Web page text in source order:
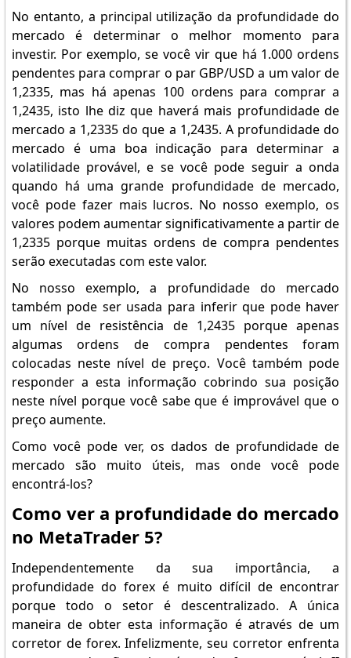
No entanto, a principal utilização da profundidade do
mercado é determinar o melhor momento para
investir. Por exemplo, se você vir que há 1.000 ordens
pendentes para comprar o par GBP/USD a um valor de
1,2335, mas há apenas 100 ordens para comprar a
1,2435, isto lhe diz que haverá mais profundidade de
mercado a 1,2335 do que a 1,2435. A profundidade do
mercado é uma boa indicação para determinar a
volatilidade provável, e se você pode seguir a onda
quando há uma grande profundidade de mercado,
você pode fazer mais lucros. No nosso exemplo, os
valores podem aumentar significativamente a partir de
1,2335 porque muitas ordens de compra pendentes
serão executadas com este valor.
No nosso exemplo, a profundidade do mercado
também pode ser usada para inferir que pode haver
um nível de resistência de 1,2435 porque apenas
algumas ordens de compra pendentes foram
colocadas neste nível de preço. Você também pode
responder a esta informação cobrindo sua posição
neste nível porque você sabe que é improvável que o
preço aumente.
Como você pode ver, os dados de profundidade de
mercado são muito úteis, mas onde você pode
encontrá-los?
Como ver a profundidade do mercado
no MetaTrader 5?
Independentemente da sua importância, a
profundidade do forex é muito difícil de encontrar
porque todo o setor é descentralizado. A única
maneira de obter esta informação é através de um
corretor de forex. Infelizmente, seu corretor enfrenta